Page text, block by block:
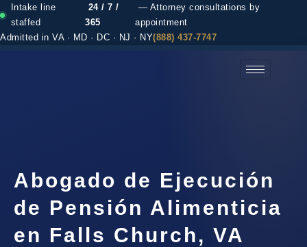
Intake line
staffed
24 / 7 /
365
— Attorney consultations by
appointment
Admitted in VA · MD · DC · NJ · NY(888) 437-7747
Abogado de Ejecución
de Pensión Alimenticia
en Falls Church, VA